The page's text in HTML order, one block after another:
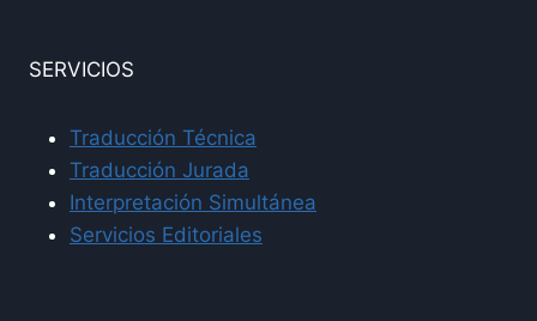
SERVICIOS
Traducción Técnica
Traducción Jurada
Interpretación Simultánea
Servicios Editoriales